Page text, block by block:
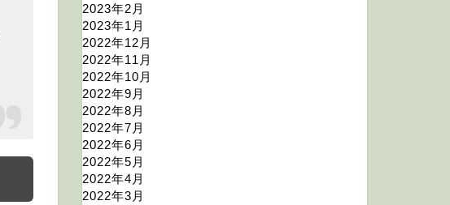
2023年2月
2023年1月
2022年12月
2022年11月
2022年10月
2022年9月
2022年8月
2022年7月
2022年6月
2022年5月
2022年4月
2022年3月